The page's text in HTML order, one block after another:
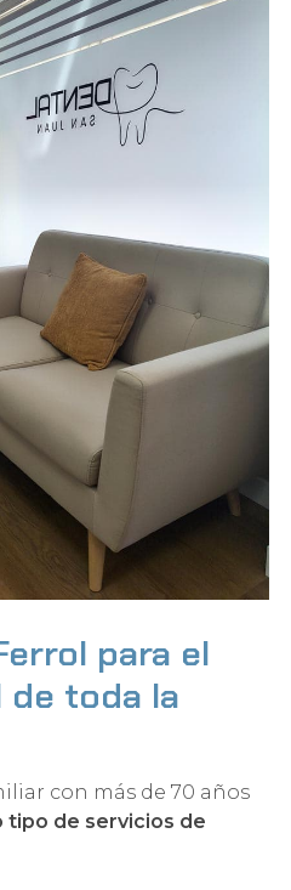
para el
de toda la
con más de 70 años
tipo de servicios de